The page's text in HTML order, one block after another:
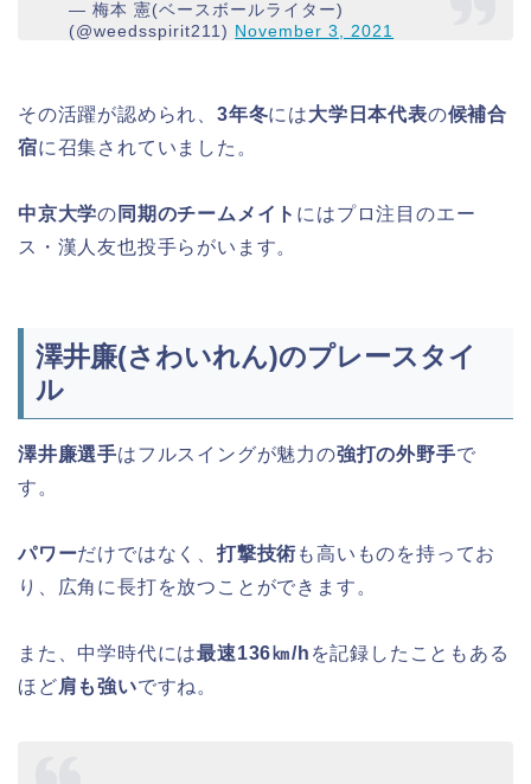
— 梅本 憲(ベースボールライター)
(@weedsspirit211) November 3, 2021
その活躍が認められ、 3年冬には大学日本代表の候補合
宿に召集されていました。
中京大学の 同期のチームメイト にはプロ注目のエー
ス・漢人友也投手らがいます。
澤井廉(さわいれん)のプレースタイ
ル
澤井廉選手はフルスイングが魅力の強打の外野手で
す。
パワーだけではなく、打撃技術 も高いものを持ってお
り、広角に長打を放つことができます。
また、中学時代には最速136㎞/h を記録したこともある
ほど肩も強いですね。